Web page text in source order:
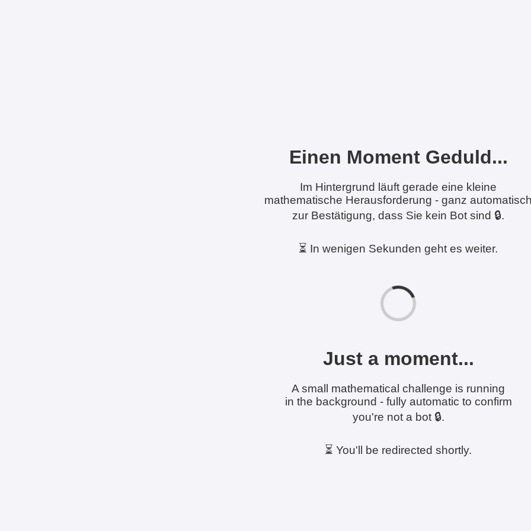
Einen Moment Geduld...
Im Hintergrund läuft gerade eine kleine
mathematische Herausforderung - ganz
zur Bestätigung, dass Sie kein Bot sind 🔒.
⏳ In wenigen Sekunden geht es weiter.
Just a moment...
A small mathematical challenge is running
in the background - fully automatic to confirm
you're not a bot 🔒.
⏳ You'll be redirected shortly.